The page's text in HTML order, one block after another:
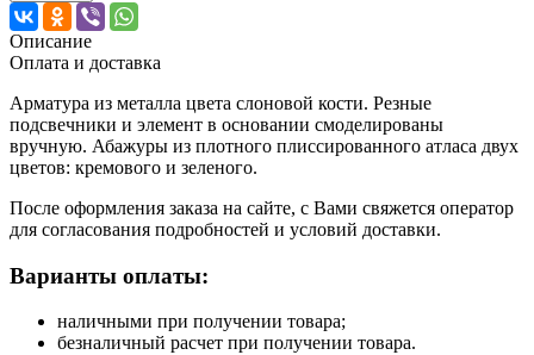
Описание
Оплата и доставка
Арматура из металла цвета слоновой кости. Резные
подсвечники и элемент в основании смоделированы
вручную. Абажуры из плотного плиссированного атласа двух
цветов: кремового и зеленого.
После оформления заказа на сайте, с Вами свяжется оператор
для согласования подробностей и условий доставки.
Варианты оплаты:
наличными при получении товара;
безналичный расчет при получении товара.